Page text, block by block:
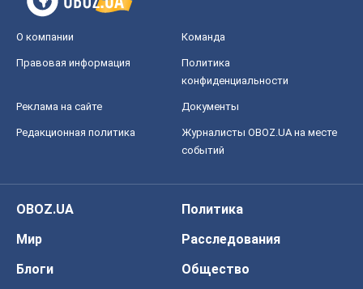
О компании Команда
Правовая информация
Политика
конфиденциальности
Реклама на сайте Документы
Редакционная политика
Журналисты OBOZ.UA на месте
событий
OBOZ.UA
Политика
Мир
Расследования
Блоги
Общество